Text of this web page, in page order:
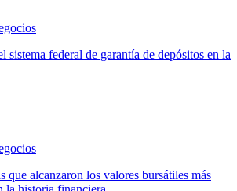
sistema federal de garantía de depósitos en la
que alcanzaron los valores bursátiles más